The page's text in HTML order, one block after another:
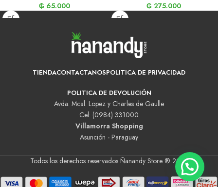
₲ 65.000 ₲ 275.000
TIENDACONTACTANOSPOLITICA DE PRIVACIDAD
POLITICA DE DEVOLUCIÓN
Avda. Mcal. Lopez y Charles de Gaulle
Cel: (0984) 331000
Villamorra Shopping
Asunción - Paraguay
Todos los derechos reservados Ñanandy Store ® 2025